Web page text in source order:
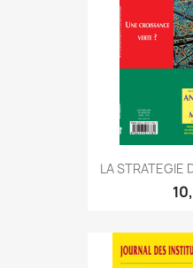
LA STRATEGIE